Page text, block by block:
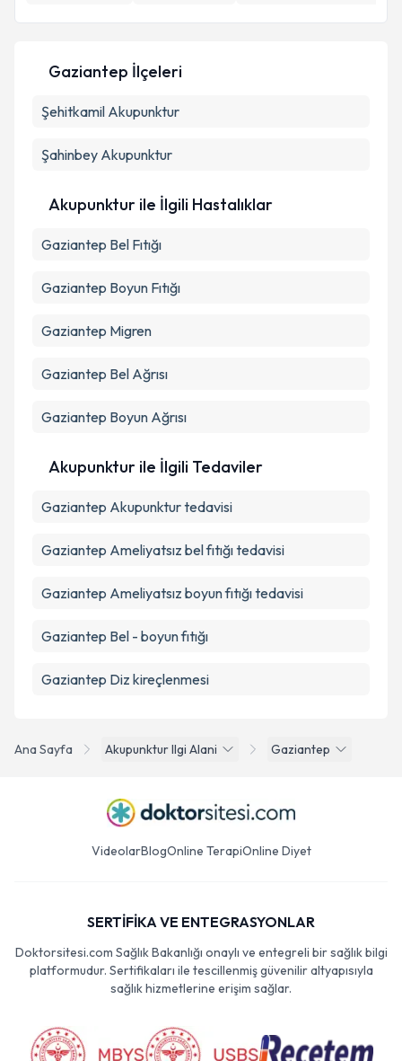
Metni'ni okudum ve kişisel verilerimin belirtilen
Ana Sayfa Akupunktur Ilgi Alani Gaziantep
Gaziantep İlçeleri
Şehitkamil Akupunktur
Şahinbey Akupunktur
Akupunktur ile İlgili Hastalıklar
Gaziantep Bel Fıtığı
Gaziantep Boyun Fıtığı
Gaziantep Migren
Gaziantep Bel Ağrısı
Gaziantep Boyun Ağrısı
Akupunktur ile İlgili Tedaviler
Gaziantep Akupunktur tedavisi
Gaziantep Ameliyatsız bel fıtığı tedavisi
Gaziantep Ameliyatsız boyun fıtığı tedavisi
Gaziantep Bel - boyun fıtığı
Gaziantep Diz kireçlenmesi
VideolarBlogOnline TerapiOnline Diyet
SERTİFİKA VE ENTEGRASYONLAR
Doktorsitesi.com Sağlık Bakanlığı onaylı ve entegreli bir sağlık bilgi
platformudur. Sertifikaları ile tescillenmiş güvenilir altyapısıyla
sağlık hizmetlerine erişim sağlar.